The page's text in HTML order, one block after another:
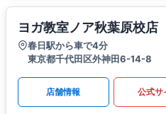
ヨガ教室ノア秋葉原校店
春日駅から車で4分
東京都千代田区外神田6-14-8
店舗情報 公式サ